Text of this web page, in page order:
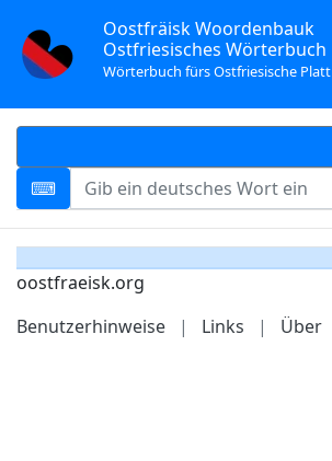
Oostfräisk Woordenbauk
Ostfriesisches Wörterbuch
Wörterbuch fürs Ostfriesische Platt
oostfraeisk.org
Benutzerhinweise
| Links | Über